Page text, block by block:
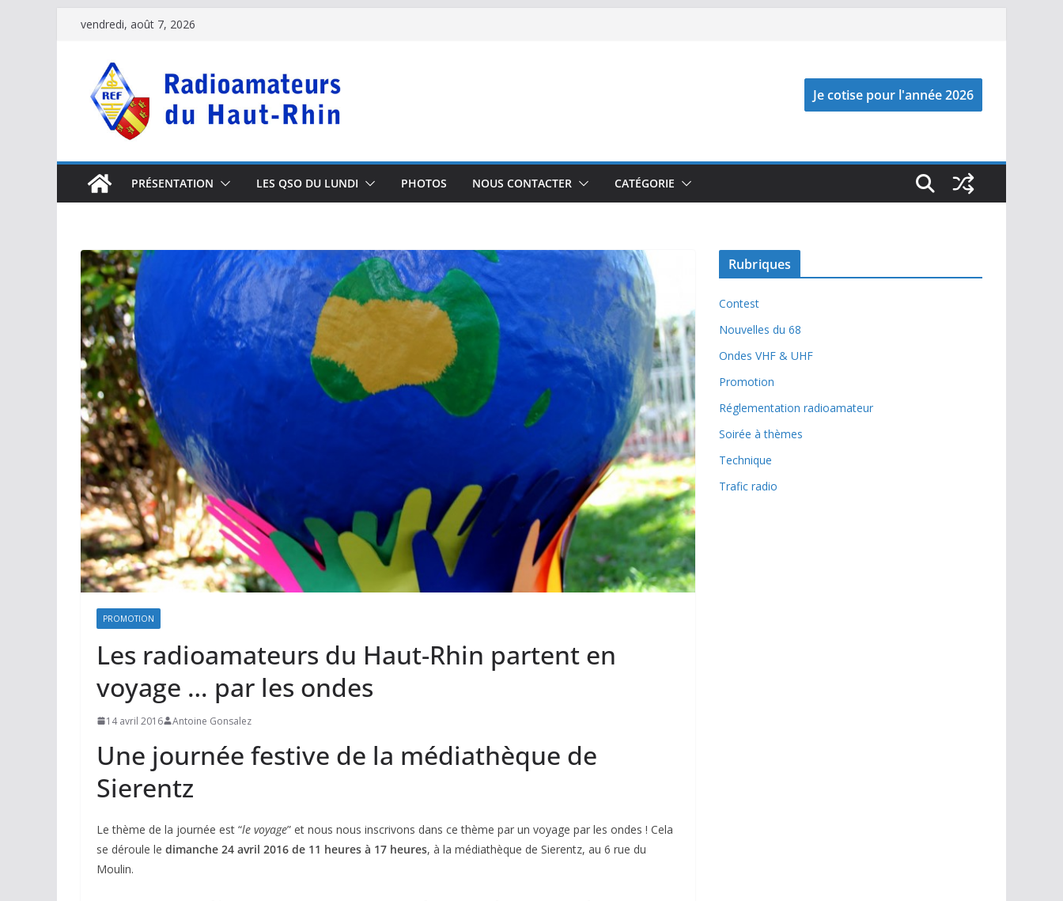
Passervendredi, août 7, 2026
PRÉSENTATION LES QSO DU LUNDI PHOTOS NOUS CONTACTER CATÉGORIE
PROMOTION
Les radioamateurs du Haut-Rhin partent en
voyage … par les ondes
14 avril 2016 Antoine Gonsalez
Une journée festive de la médiathèque de
Sierentz
Le thème de la journée est “le voyage” et nous nous inscrivons dans ce thème par un voyage par les ondes ! Cela
se déroule le dimanche 24 avril 2016 de 11 heures à 17 heures, à la médiathèque de Sierentz, au 6 rue du
Moulin.
Rubriques
Contest
Nouvelles du 68
Ondes VHF & UHF
Promotion
Réglementation radioamateur
Soirée à thèmes
Technique
Trafic radio